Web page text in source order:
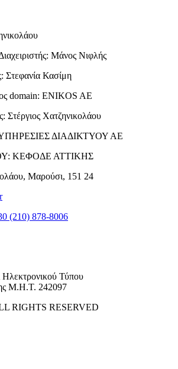
Μάνος Νιφλής
Στεφανία Κασίμη
domain: ENIKOS AE
Στέργιος Χατζηνικολάου
ΔΙΑΔΙΚΤΥΟΥ ΑΕ
ΚΕΦΟΔΕ ΑΤΤΙΚΗΣ
Μαρούσι, 151 24
(210) 878-8006
Τύπου
Μ.Η.Τ. 242097
RIGHTS RESERVED